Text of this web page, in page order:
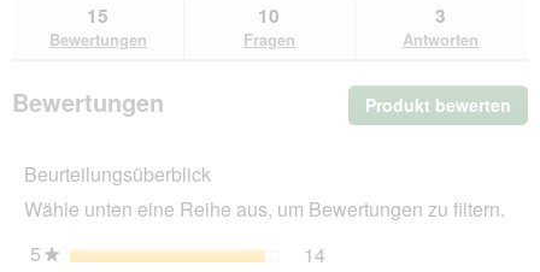
Senior
2x11,4
15
Bewertungen
10
Fragen
3
Antworten
Bewertungen Produkt bewerten
Mit
Beurteilungsüberblick
Wähle unten eine Reihe aus, um Bewertungen zu filtern.
5★ Sterne 14